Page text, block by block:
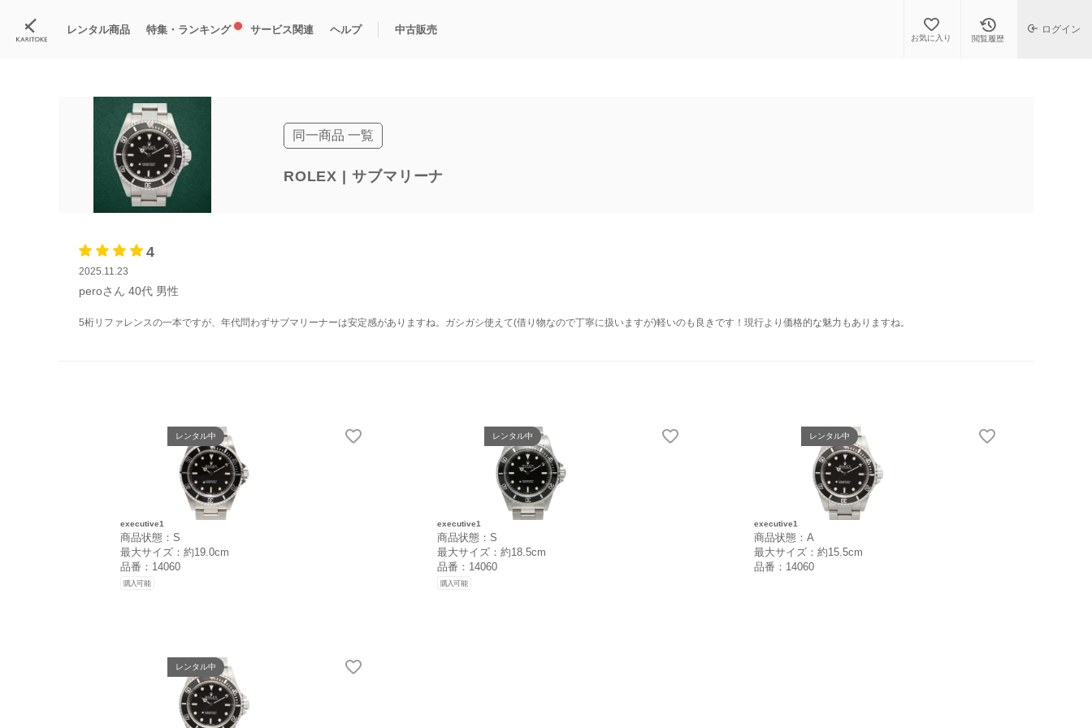
レンタル商品 特集・ランキング サービス関連 ヘルプ 中古販売
お気に入り 閲覧履歴
ログイン
同一商品 一覧
ROLEX | サブマリーナ
4
2025.11.23
peroさん 40代 男性
5桁リファレンスの一本ですが、年代問わずサブマリーナーは安定感がありますね。ガシガシ使えて(借り物なので丁寧に扱いますが)軽いのも良きです！現行より価格的な魅力もありますね。
レンタル中
executive1
商品状態：S
最大サイズ：約19.0cm
品番：14060
購入可能
レンタル中
executive1
商品状態：S
最大サイズ：約18.5cm
品番：14060
購入可能
レンタル中
executive1
商品状態：A
最大サイズ：約15.5cm
品番：14060
レンタル中